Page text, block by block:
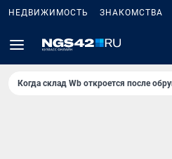
НЕДВИЖИМОСТЬ ЗНАКОМСТВА
Когда склад Wb откроется после